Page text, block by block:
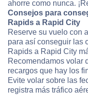
ahorre como nunca.
Consejos para
Rapids a Rapid City
Reserve su vuelo con
para así conseguir las
Rapids a Rapid City
Recomendamos volar
recargos que hay los
Evite volar sobre las
registra más tráfico